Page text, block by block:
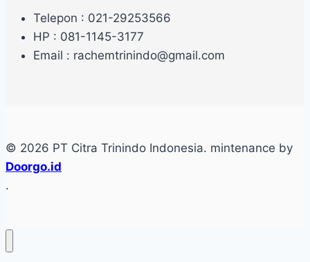
Telepon : 021-29253566
HP : 081-1145-3177
Email : rachemtrinindo@gmail.com
© 2026 PT Citra Trinindo Indonesia. mintenance by
Doorgo.id
.